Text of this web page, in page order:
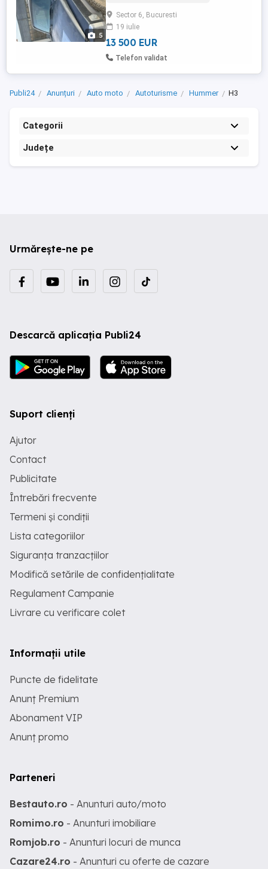
5
Sector 6, Bucuresti
19 iulie
13 500 EUR
Telefon validat
Publi24 Anunțuri Auto moto Autoturisme Hummer H3
Categorii
Județe
Urmărește-ne pe
Descarcă aplicația Publi24
Suport clienți
Ajutor
Contact
Publicitate
Întrebări frecvente
Termeni și condiții
Lista categoriilor
Siguranța tranzacțiilor
Modifică setările de confidențialitate
Regulament Campanie
Livrare cu verificare colet
Informații utile
Puncte de fidelitate
Anunț Premium
Abonament VIP
Anunț promo
Parteneri
Bestauto.ro - Anunturi auto/moto
Romimo.ro - Anunturi imobiliare
Romjob.ro - Anunturi locuri de munca
Cazare24.ro - Anunturi cu oferte de cazare